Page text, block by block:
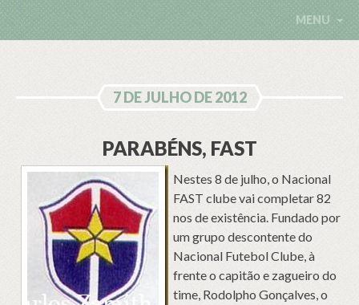
MENU
7 DE JULHO DE 2012
PARABÉNS, FAST
Nestes 8 de julho, o Nacional
FAST clube vai completar 82
nos de existência. Fundado por
um grupo descontente do
Nacional Futebol Clube, à
frente o capitão e zagueiro do
time, Rodolpho Gonçalves, o